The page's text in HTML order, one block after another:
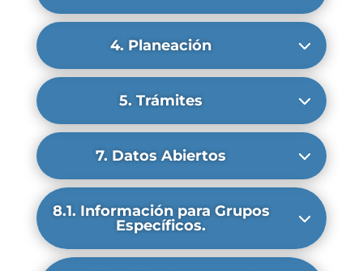
4. Planeación
5. Trámites
7. Datos Abiertos
8.1. Información para Grupos
Específicos.